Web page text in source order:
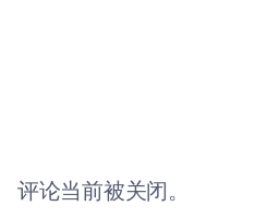
评论当前被关闭。